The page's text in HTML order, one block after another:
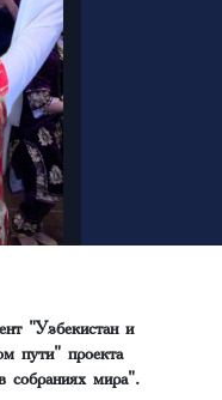
"Узбекистан и
пути" проекта
собраниях мира".